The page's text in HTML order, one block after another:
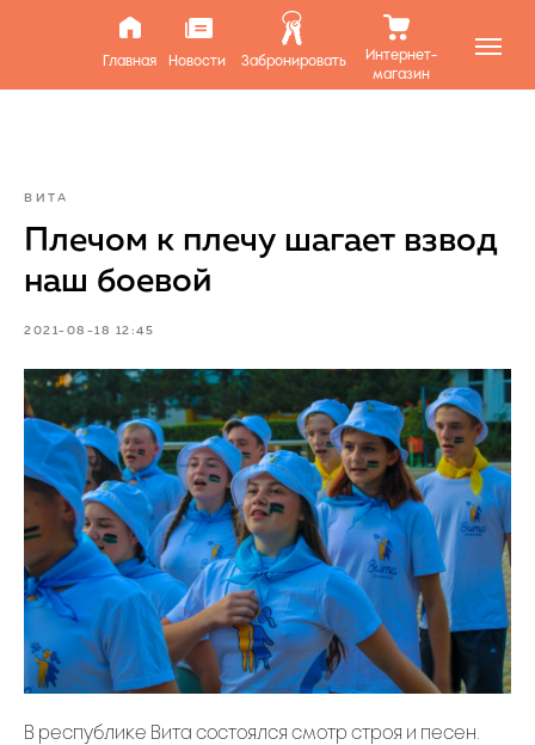
Главная Новости Забронировать
Интернет-
магазин
ВИТА
Плечом к плечу шагает взвод
наш боевой
2021-08-18 12:45
В республике Вита состоялся смотр строя и песен.